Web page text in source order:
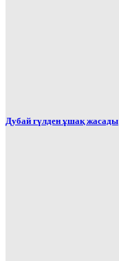
Дубай гүлден ұшақ жасады